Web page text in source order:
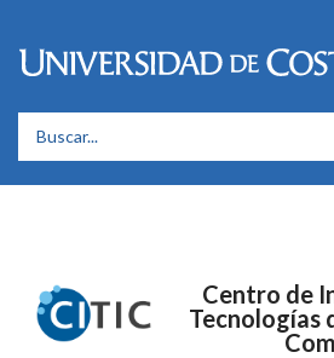
FORMULARIO DE
Centro de
Tecnologías